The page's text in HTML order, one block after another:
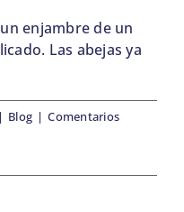
enjambre de un
Las abejas ya
| Blog | Comentarios